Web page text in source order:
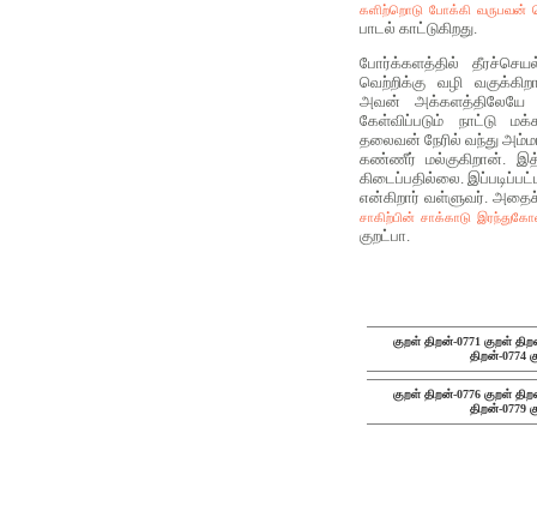
களிற்றொடு போக்கி வருபவன்
பாடல் காட்டுகிறது.
போர்க்களத்தில்
வெற்றிக்கு வழி
அவன் அக்களத்திலேயே
கேள்விப்படும் நாட்டு
தலைவன் நேரில் வந்து
கண்ணீர் மல்குகிறான்.
கிடைப்பதில்லை.
என்கிறார் வள்ளுவர்.
சாகிற்பின் சாக்காடு
குறட்பா.
குறள் திறன்-0771 குறள்
திறன்-0774
குறள் திறன்-0776 குறள்
திறன்-0779